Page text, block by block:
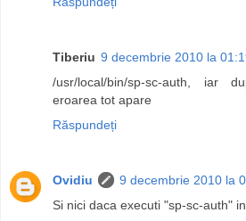
Tiberiu 9 decembrie 2010 la
/usr/local/bin/sp-sc-auth, iar
eroarea tot apare
Răspundeți
Ovidiu
9 decembrie 2010 la
Si nici daca executi "sp-sc-auth"